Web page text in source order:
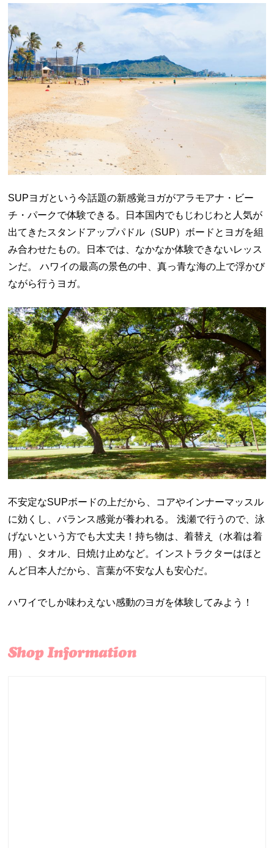
SUPヨガという今話題の新感覚ヨガがアラモアナ・ビー
チ・パークで体験できる。日本国内でもじわじわと人気が
出てきたスタンドアップパドル（SUP）ボードとヨガを組
み合わせたもの。日本では、なかなか体験できないレッス
ンだ。 ハワイの最高の景色の中、真っ青な海の上で浮かび
ながら行うヨガ。
不安定なSUPボードの上だから、コアやインナーマッスル
に効くし、バランス感覚が養われる。 浅瀬で行うので、泳
げないという方でも大丈夫！持ち物は、着替え（水着は着
用）、タオル、日焼け止めなど。インストラクターはほと
んど日本人だから、言葉が不安な人も安心だ。
ハワイでしか味わえない感動のヨガを体験してみよう！